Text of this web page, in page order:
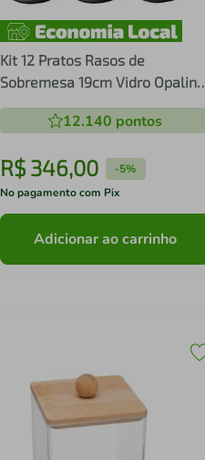
Kit 12 Pratos Rasos de
Sobremesa 19cm Vidro Opalino
Lyor
12.140 pontos
R$ 346,00 -5%
No pagamento com Pix
Adicionar ao carrinho